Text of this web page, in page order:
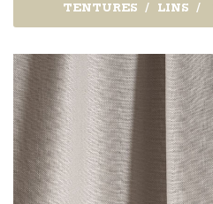
TENTURES
LINS